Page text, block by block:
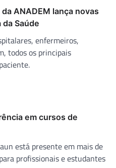
ANADEM lança novas
Saúde
enfermeiros,
todos os principais
em cursos de
está presente em mais de
profissionais e estudantes